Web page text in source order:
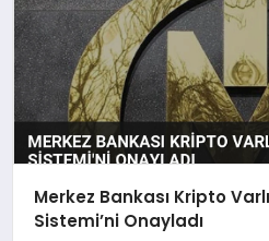
Merkez Bankası Kripto
Sistemi’ni Onayladı